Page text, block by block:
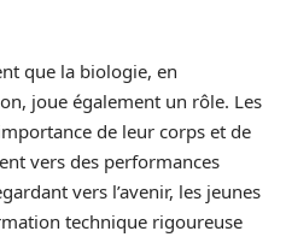
que la biologie, en
joue également un rôle. Les
de leur corps et de
vers des performances
vers l’avenir, les jeunes
technique rigoureuse